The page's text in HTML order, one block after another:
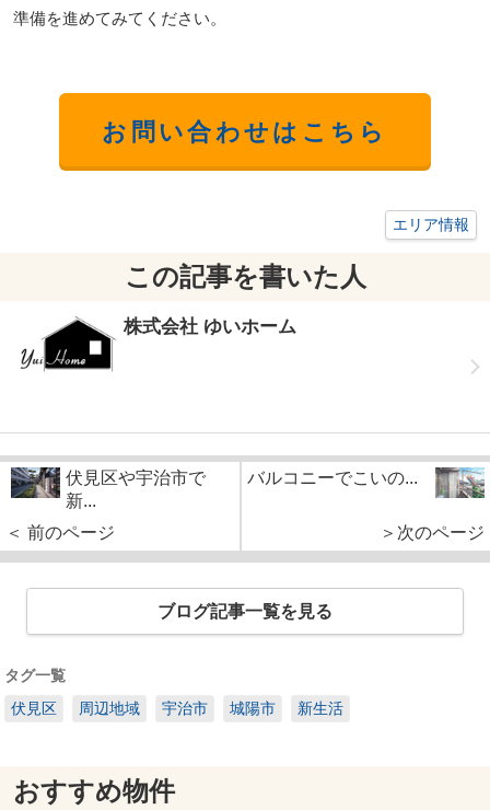
準備を進めてみてください。
お問い合わせはこちら
エリア情報
この記事を書いた人
株式会社 ゆいホーム
伏見区や宇治市で
新...
＜ 前のページ
バルコニーでこいの...
＞次のページ
ブログ記事一覧を見る
タグ一覧
伏見区
周辺地域 宇治市 城陽市 新生活
おすすめ物件